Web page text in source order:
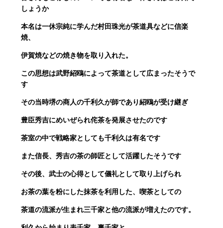
しょうか
本名は一休宗純に学んだ村田珠光が茶道具などに信楽
焼、
伊賀焼などの焼き物を取り入れた。
この思想は武野紹鴎によって茶道として広まったそうで
す
その当時堺の商人の千利久が師であり紹鴎が受け継ぎ
豊臣秀吉にめいぜられ侘茶を発展させたのです
茶室の中で戦略家としても千利久は有名です
また信長、秀吉の茶の師匠として活躍したそうです
その後、武士の心得として儀礼として取り上げられ
お茶の葉を粉にした抹茶を利用した、喫茶としての
茶道の流派が生まれ三千家と他の流派が増えたのです。